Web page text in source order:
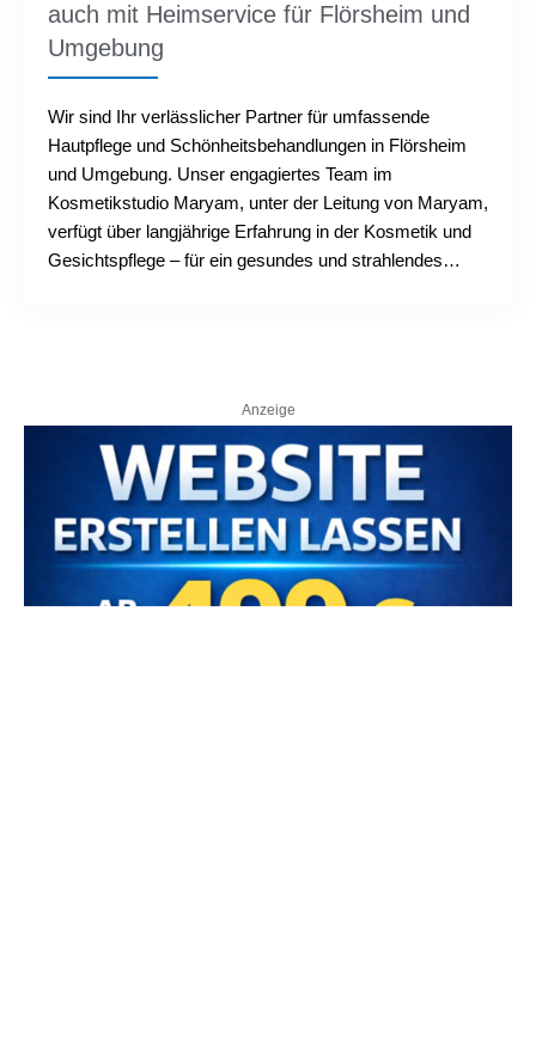
auch mit Heimservice für Flörsheim und
Umgebung
Wir sind Ihr verlässlicher Partner für umfassende
Hautpflege und Schönheitsbehandlungen in Flörsheim
und Umgebung. Unser engagiertes Team im
Kosmetikstudio Maryam, unter der Leitung von Maryam,
verfügt über langjährige Erfahrung in der Kosmetik und
Gesichtspflege – für ein gesundes und strahlendes
Anzeige